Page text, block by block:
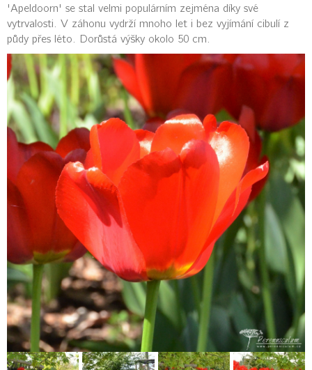
'Apeldoorn' se stal velmi populárním zejména díky své
vytrvalosti. V záhonu vydrží mnoho let i bez vyjímání cibulí z
půdy přes léto. Dorůstá výšky okolo 50 cm.